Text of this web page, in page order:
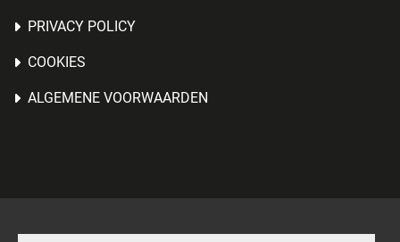
PRIVACY POLICY
COOKIES
ALGEMENE VOORWAARDEN